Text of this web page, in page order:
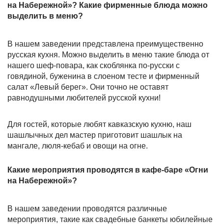
на Набережной»? Какие фирменные блюда можно
выделить в меню?
В нашем заведении представлена преимущественно
русская кухня. Можно выделить в меню такие блюда от
нашего шеф-повара, как скоблянка по-русски с
говядиной, буженина в слоеном тесте и фирменный
салат «Левый берег». Они точно не оставят
равнодушными любителей русской кухни!
Для гостей, которые любят кавказскую кухню, наш
шашлычных дел мастер приготовит шашлык на
мангале, люля-кебаб и овощи на огне.
Какие мероприятия проводятся в кафе-баре «Огни
на Набережной»?
В нашем заведении проводятся различные
мероприятия, такие как свадебные банкеты юбилейные